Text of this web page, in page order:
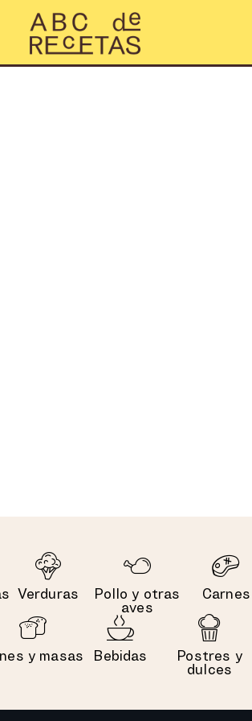
Verduras
Pollo y otras
aves
Carnes
y masas Bebidas
Postres y
dulces